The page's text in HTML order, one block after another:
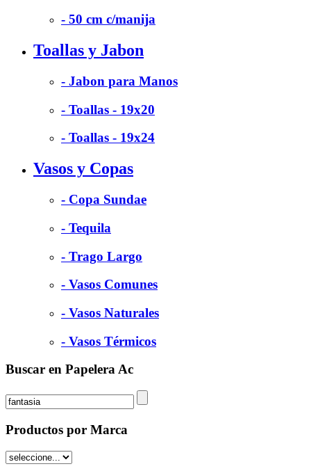
- 50 cm c/manija
Toallas y Jabon
- Jabon para Manos
- Toallas - 19x20
- Toallas - 19x24
Vasos y Copas
- Copa Sundae
- Tequila
- Trago Largo
- Vasos Comunes
- Vasos Naturales
- Vasos Térmicos
Buscar en Papelera Ac
Productos por Marca